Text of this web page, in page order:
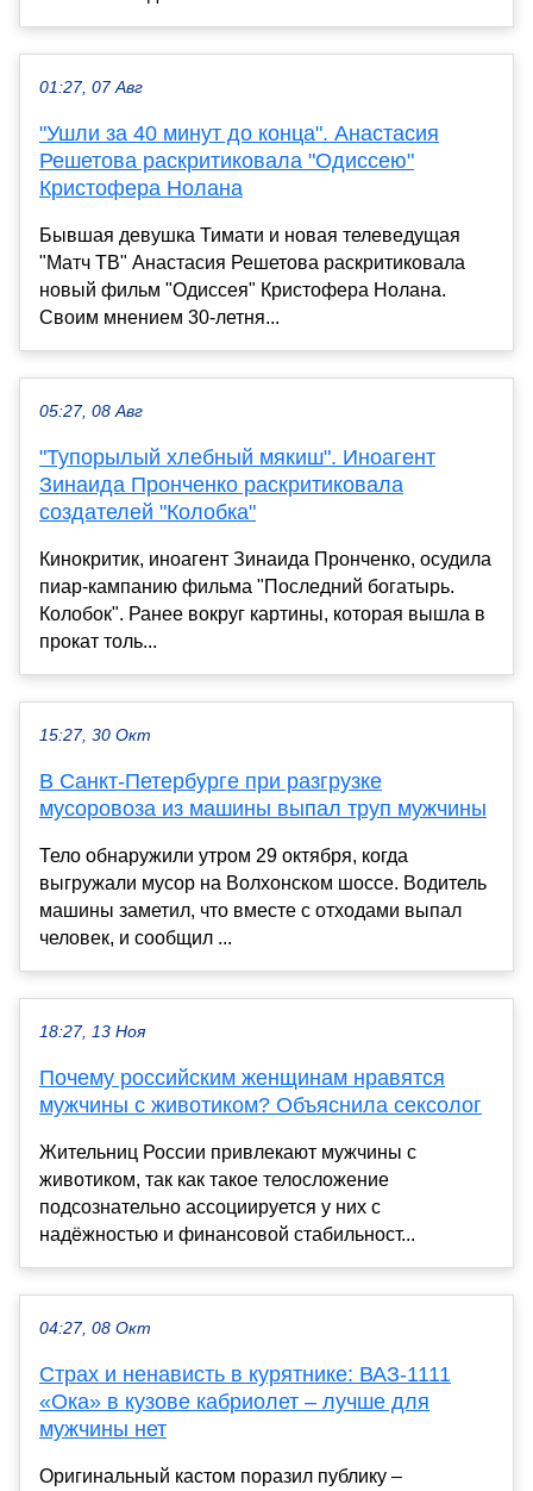
01:27, 07 Авг
"Ушли за 40 минут до конца". Анастасия
Решетова раскритиковала "Одиссею"
Кристофера Нолана
Бывшая девушка Тимати и новая телеведущая
"Матч ТВ" Анастасия Решетова раскритиковала
новый фильм "Одиссея" Кристофера Нолана.
Своим мнением 30-летня...
05:27, 08 Авг
"Тупорылый хлебный мякиш". Иноагент
Зинаида Пронченко раскритиковала
создателей "Колобка"
Кинокритик, иноагент Зинаида Пронченко, осудила
пиар-кампанию фильма "Последний богатырь.
Колобок". Ранее вокруг картины, которая вышла в
прокат толь...
15:27, 30 Окт
В Санкт-Петербурге при разгрузке
мусоровоза из машины выпал труп мужчины
Тело обнаружили утром 29 октября, когда
выгружали мусор на Волхонском шоссе. Водитель
машины заметил, что вместе с отходами выпал
человек, и сообщил ...
18:27, 13 Ноя
Почему российским женщинам нравятся
мужчины с животиком? Объяснила сексолог
Жительниц России привлекают мужчины с
животиком, так как такое телосложение
подсознательно ассоциируется у них с
надёжностью и финансовой стабильност...
04:27, 08 Окт
Страх и ненависть в курятнике: ВАЗ-1111
«Ока» в кузове кабриолет – лучше для
мужчины нет
Оригинальный кастом поразил публику –